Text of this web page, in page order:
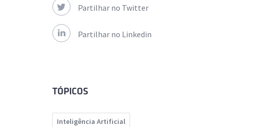
Partilhar no Twitter
Partilhar no Linkedin
TÓPICOS
Inteligência Artificial